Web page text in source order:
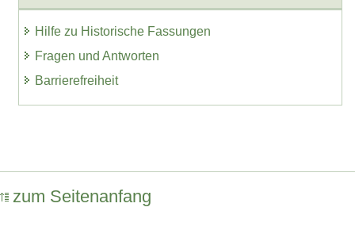
Hilfe zu Historische Fassungen
Fragen und Antworten
Barrierefreiheit
zum Seitenanfang